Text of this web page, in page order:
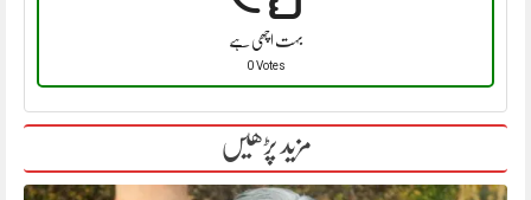
بہت اچھی ہے
0 Votes
مزید پڑھیں